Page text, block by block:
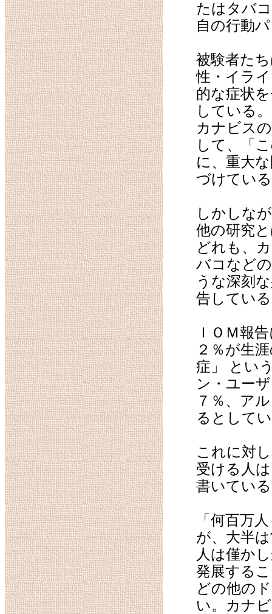
たはタバ
自の行動
被験者た
性・イラ
的な症状
している
カナビス
して、「
に、重大
づけてい
しかしな
他の研究
どれも、
バコなど
うな深刻
告してい
ＩＯＭ報
２％が生
症」 とい
ン・ユー
７％、ア
るとして
これに対
受ける人
書いてい
「何百万
が、大半
人は僅か
発展する
どの他の
い。カナ